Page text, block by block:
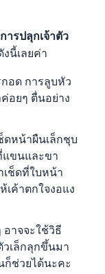
การปลุกเจ้าตัว
นี้เลยค่า
อด การลูบหัว
อยๆ ตื่นอย่าง
ดหน้าผืนเล็กชุบ
ขนและขา
เช็ดที่ใบหน้า
เค้าตกใจงอแง
อาจจะใช้วิธี
วเล็กลุกขึ้นมา
ก็ช่วยได้นะคะ